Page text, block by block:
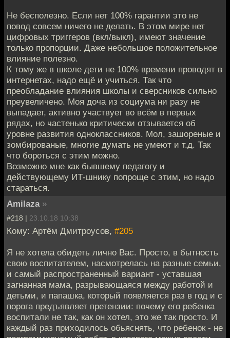
Не бесполезно. Если нет 100% гарантии это не
повод совсем ничего не делать. В этом мире нет
цифровых триггеров (вкл/выкл), имеют значение
только пропорции. Даже небольшое положительное
влияние полезно.
К тому же в школе дети не 100% времени проводят в
интернетах, надо ещё и учиться. Так что
преобладание влияния школы и сверсников сильно
преувеличено. Моя доча из социума ни разу не
выпадает, активно участвует во всём в первых
рядах, но частенько критически отзывается об
уровне развития одноклассников. Мол, зашореные и
зомбированые, многие думать не умеют и т.д. Так
что бороться с этим можно.
Возможно мне как бывшему педагогу и
действующему ИТ-шнику попроще с этим, но надо
стараться.
Amilaza »
#218 | 23.10.18 10:38
Кому: Артём Дмитроусов, #205
Я не хотела обидеть лично Вас. Просто, в бытность
свою воспитателем, насмотрелась на разные семьи,
и самый распространенный вариант - уставшая
загнанная мама, разрывающаяся между работой и
детьми, и папашка, который появляется раз в год и с
порога предъявляет претензии: почему его ребенка
воспитали не так, как он хотел, это же так просто. И
каждый раз приходилось обьяснять, что ребенок - не